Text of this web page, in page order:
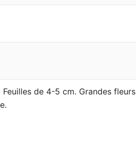
de 4-5 cm. Grandes fleurs